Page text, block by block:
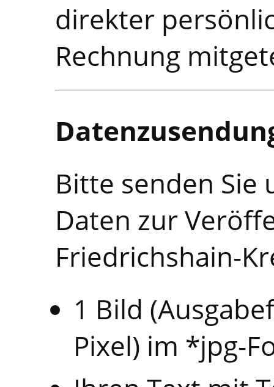
direkter
Rechnung
Bitte senden Sie
Daten zur
Friedrichshain-
1 Bild
Pixel) im *jpg-